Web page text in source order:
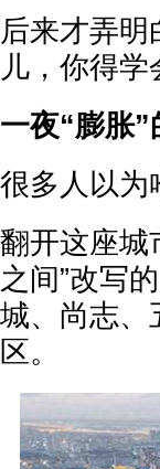
后来才弄
儿，你得
一夜“膨胀
很多人以为
翻开这座城
之间”改写
城、尚志、
区。